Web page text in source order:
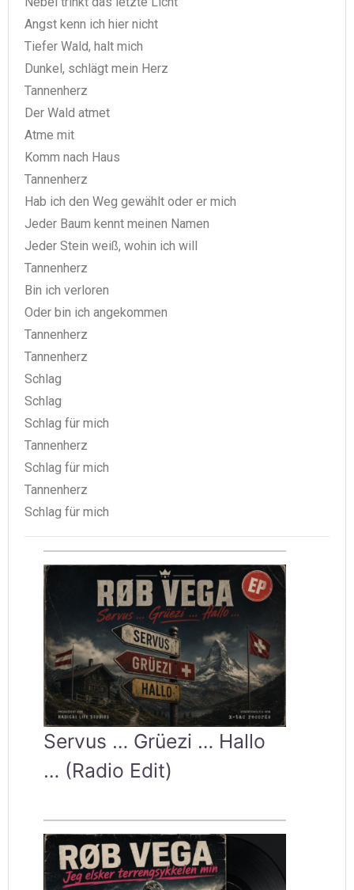
Angst kenn ich hier nicht
Tiefer Wald, halt mich
Dunkel, schlägt mein Herz
Tannenherz
Der Wald atmet
Atme mit
Komm nach Haus
Tannenherz
Hab ich den Weg gewählt oder er mich
Jeder Baum kennt meinen Namen
Jeder Stein weiß, wohin ich will
Tannenherz
Bin ich verloren
Oder bin ich angekommen
Tannenherz
Tannenherz
Schlag
Schlag
Schlag für mich
Tannenherz
Schlag für mich
Tannenherz
Schlag für mich
Servus … Grüezi … Hallo
… (Radio Edit)